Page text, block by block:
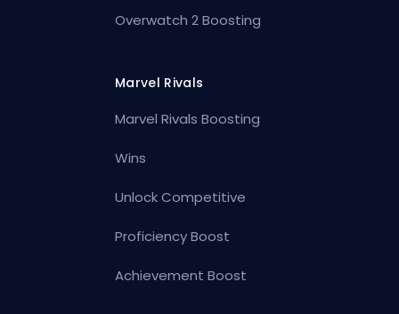
Overwatch 2 Boosting
Marvel Rivals
Marvel Rivals Boosting
Wins
Unlock Competitive
Proficiency Boost
Achievement Boost